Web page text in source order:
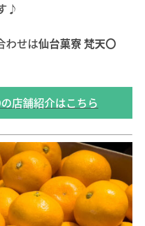
♪
わせは仙台菓寮 梵天〇
店舗紹介はこちら